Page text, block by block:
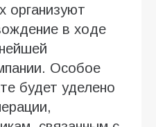
организуют
в ходе
Особое
будет уделено